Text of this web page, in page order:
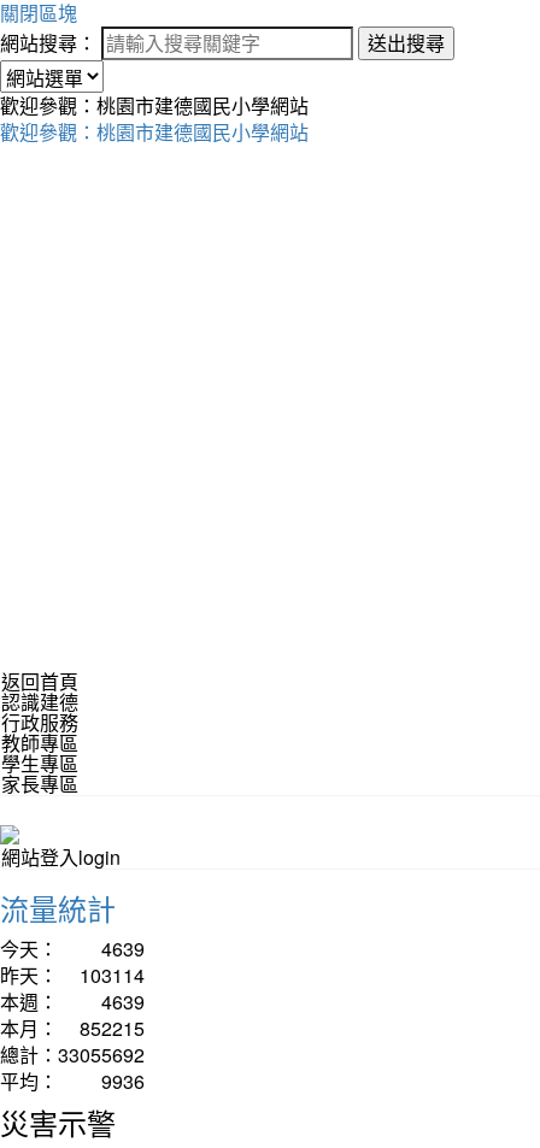
關閉區塊
網站搜尋：
送出搜尋
歡迎參觀：桃園市建德國民小學網站
歡迎參觀：桃園市建德國民小學網站
返回首頁
認識建德
行政服務
教師專區
學生專區
家長專區
網站登入login
流量統計
今天：
4639
昨天：
103114
本週：
4639
本月：
852215
總計： 33055692
平均：
9936
災害示警